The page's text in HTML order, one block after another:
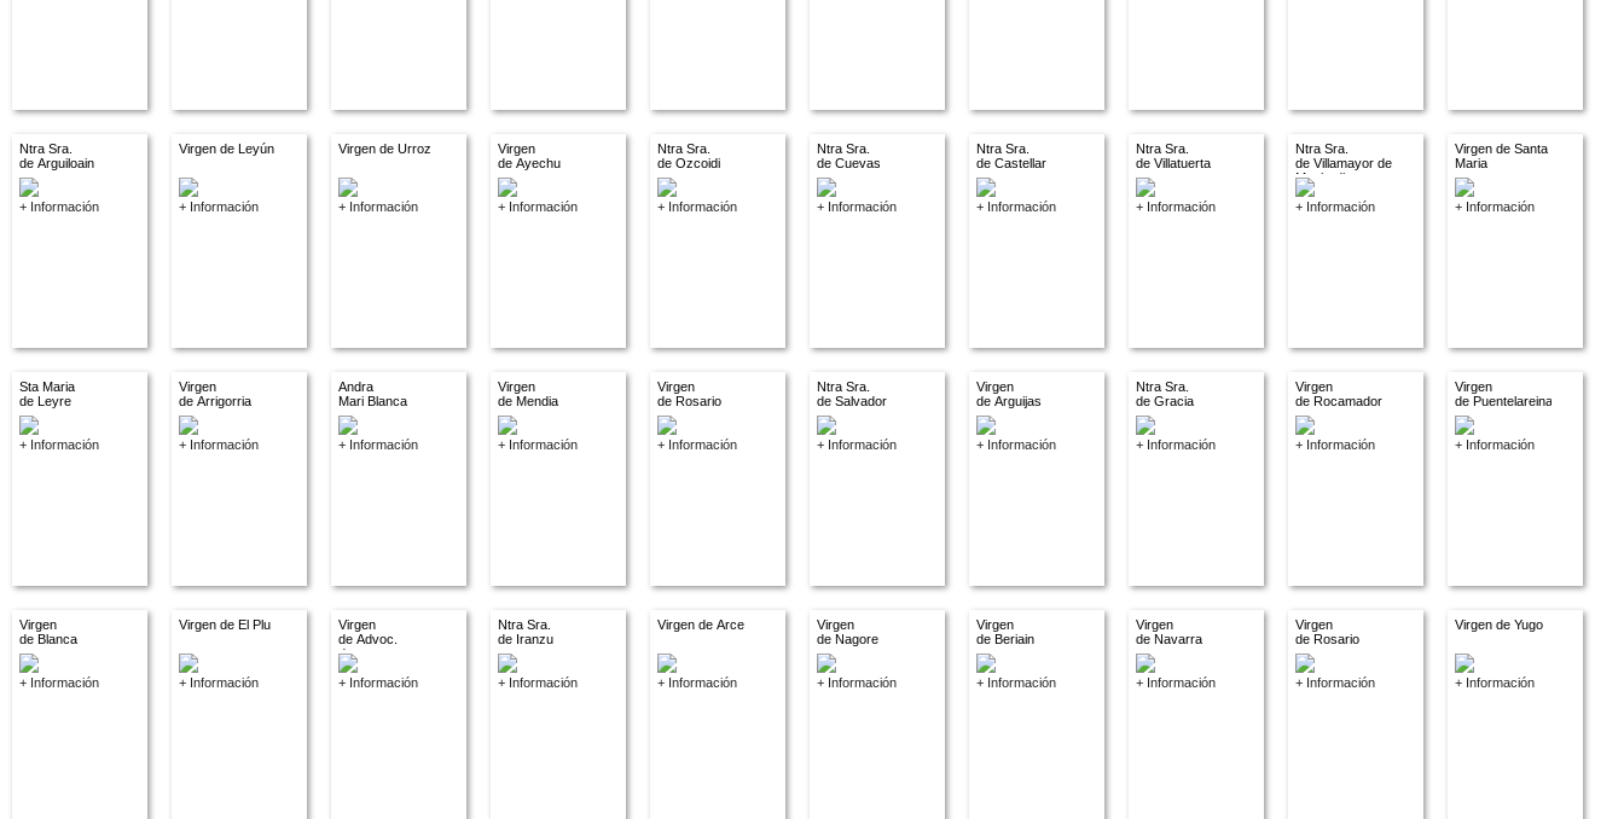
Ntra Sra.
de Arguiloain
+ Información
Virgen de Leyún
+ Información
Virgen de Urroz
+ Información
Virgen
de Ayechu
+ Información
Ntra Sra.
de Ozcoidi
+ Información
Ntra Sra.
de Cuevas
+ Información
Ntra Sra.
de Castellar
+ Información
Ntra Sra.
de Villatuerta
+ Información
Ntra Sra.
de Villamayor de
Monjardin
+ Información
Virgen de Santa
Maria
+ Información
Sta Maria
de Leyre
+ Información
Virgen
de Arrigorria
+ Información
Andra
Mari Blanca
+ Información
Virgen
de Mendia
+ Información
Virgen
de Rosario
+ Información
Ntra Sra.
de Salvador
+ Información
Virgen
de Arguijas
+ Información
Ntra Sra.
de Gracia
+ Información
Virgen
de Rocamador
+ Información
Virgen
de Puentelareina
+ Información
Virgen
de Blanca
+ Información
Virgen de El Plu
+ Información
Virgen
de Advoc.
descon.
+ Información
Ntra Sra.
de Iranzu
+ Información
Virgen de Arce
+ Información
Virgen
de Nagore
+ Información
Virgen
de Beriain
+ Información
Virgen
de Navarra
+ Información
Virgen
de Rosario
+ Información
Virgen de Yugo
+ Información